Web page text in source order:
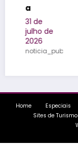
Sites de Turismo